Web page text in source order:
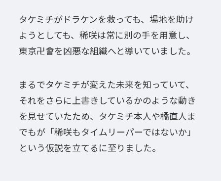
タケミチがドラケンを救っても、場地を助け
ようとしても、稀咲は常に別の手を用意し、
東京卍會を凶悪な組織へと導いていました。
まるでタケミチが変えた未来を知っていて、
それをさらに上書きしているかのような動き
を見せていたため、タケミチ本人や橘直人ま
でもが「稀咲もタイムリーパーではないか」
という仮説を立てるに至りました。